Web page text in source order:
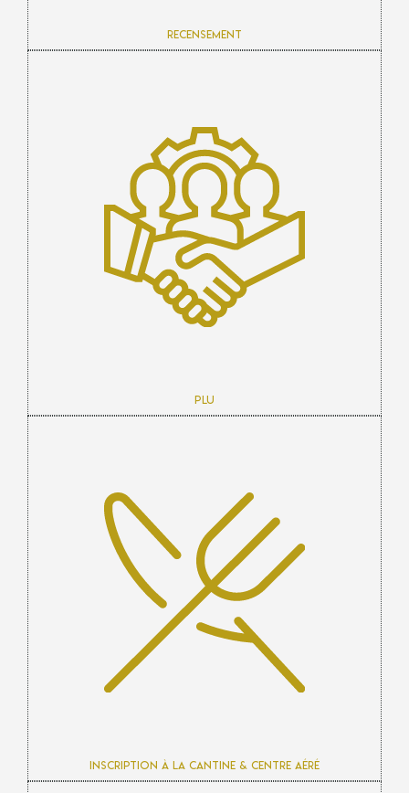
Recensement
PLU
Inscription à la cantine & centre aéré